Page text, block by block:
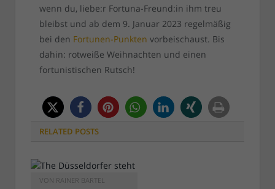
wenn du, liebe:r Fortuna-Freund:in ihm treu
bleibst und ab dem 9. Januar 2023 regelmäßig
bei den Fortunen-Punkten vorbeischaust. Bis
dahin: rotweiße Weihnachten und einen
fortunistischen Rutsch!
RELATED POSTS
VON RAINER BARTEL